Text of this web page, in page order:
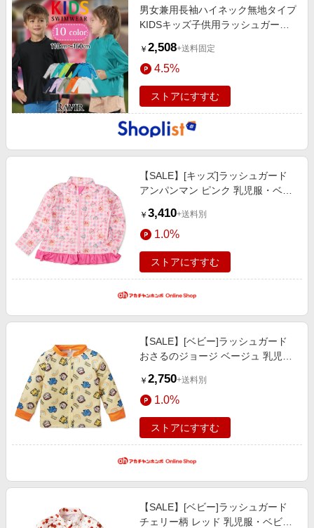
男女兼用長袖ハイネック無地タイプ
KIDSキッズ子供用ラッシュガード
￥ 2,508+送料固定
4.5%
ストアにすすむ
【SALE】[キッズ]ラッシュガード
アンパンマン ピンク 乳児服・ベビ
イムグッズ・プール・浮輪 キッズ
水着（女の子）
￥ 3,410+送料別
1.0%
ストアにすすむ
【SALE】[ベビー]ラッシュガード
おさるのジョージ ベージュ 乳児
水着・スイムグッズ・プール・浮輪
ベビー水着(男の子）
￥ 2,750+送料別
1.0%
ストアにすすむ
【SALE】[ベビー]ラッシュガード
チェリー柄 レッド 乳児服・ベビー